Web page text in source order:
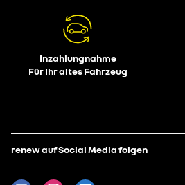
Inzahlungnahme
Für Ihr altes Fahrzeug
renew auf Social Media folgen